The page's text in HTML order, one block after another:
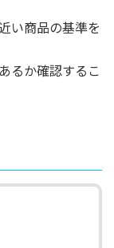
い商品の基準を
るか確認するこ